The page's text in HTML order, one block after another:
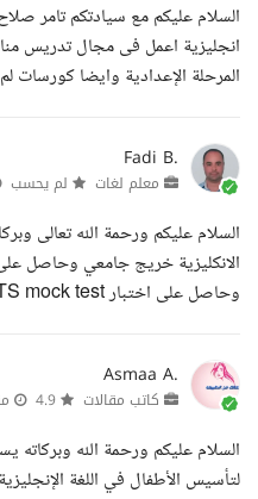
السلام عليكم مع سيادتكم تامر
انجليزية اعمل فى مجال تدريس
المرحلة الإعدادية وايضا كورسات
Fadi B.
معلم لغات لم يحسب
السلام عليكم ورحمة الله تعالى
الانكليزية خريج جامعي وحاصل
وحاصل على اختبار IELTS mock test...
Asmaa A.
كاتب مقالات
السلام عليكم ورحمة الله
لتأسيس الأطفال في اللغة